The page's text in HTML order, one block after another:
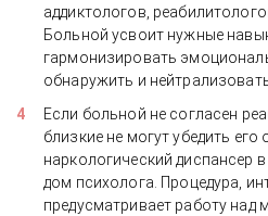
аддиктологов,
Больной усвоит нужные
гармонизировать
обнаружить и
Если больной не согласен
близкие не могут убедить его
наркологический диспансер
дом психолога. Процедура,
предусматривает работу над